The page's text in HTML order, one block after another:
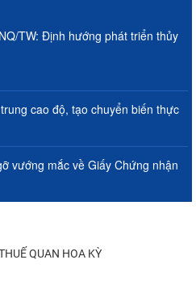
TW: Định hướng phát triển thủy
cao độ, tạo chuyển biến thực
vướng mắc về Giấy Chứng nhận
QUAN HOA KỲ